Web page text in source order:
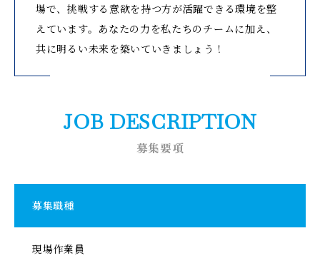
場で、挑戦する意欲を持つ方が活躍できる環境を整
えています。あなたの力を私たちのチームに加え、
共に明るい未来を築いていきましょう！
JOB DESCRIPTION
募集要項
募集職種
現場作業員